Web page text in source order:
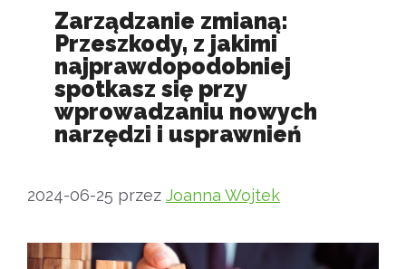
Zarządzanie zmianą:
Przeszkody, z jakimi
najprawdopodobniej
spotkasz się przy
wprowadzaniu nowych
narzędzi i usprawnień
2024-06-25 przez Joanna Wojtek